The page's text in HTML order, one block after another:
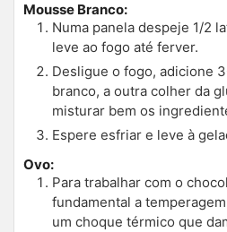
Mousse Branco:
Numa panela despeje 1/2
leve ao fogo até ferver.
Desligue o fogo, adicione
branco, a outra colher da
misturar bem os
Espere esfriar e leve à
Ovo:
Para trabalhar com o
fundamental a
um choque térmico que